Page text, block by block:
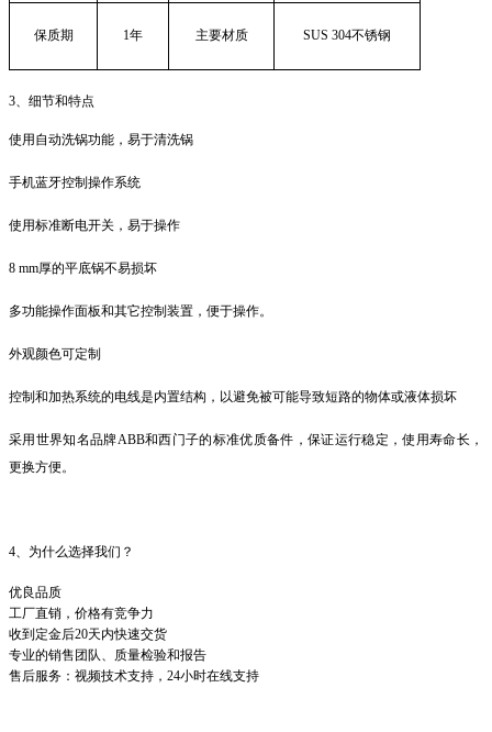
保质期 1年 主要材质 SUS 304不锈钢
3、细节和特点
使用自动洗锅功能，易于清洗锅
手机蓝牙控制操作系统
使用标准断电开关，易于操作
8 mm厚的平底锅不易损坏
多功能操作面板和其它控制装置，便于操作。
外观颜色可定制
控制和加热系统的电线是内置结构，以避免被可能导致短路的物体或液体损坏
采用世界知名品牌ABB和西门子的标准优质备件，保证运行稳定，使用寿命长，
更换方便。
4、为什么选择我们？
优良品质
工厂直销，价格有竞争力
收到定金后20天内快速交货
专业的销售团队、质量检验和报告
售后服务：视频技术支持，24小时在线支持